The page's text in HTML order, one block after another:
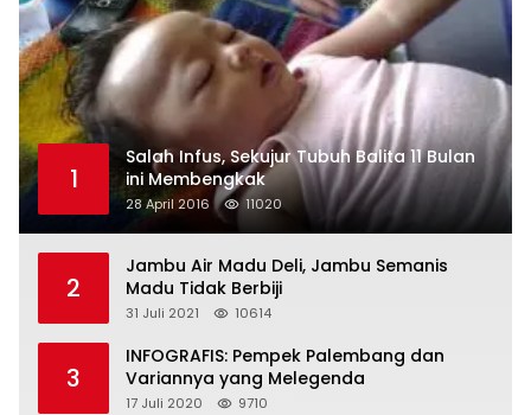
1
Salah Infus, Sekujur Tubuh Balita 11 Bulan
ini Membengkak
28 April 2016 11020
2
Jambu Air Madu Deli, Jambu Semanis
Madu Tidak Berbiji
31 Juli 2021 10614
3
INFOGRAFIS: Pempek Palembang dan
Variannya yang Melegenda
17 Juli 2020 9710